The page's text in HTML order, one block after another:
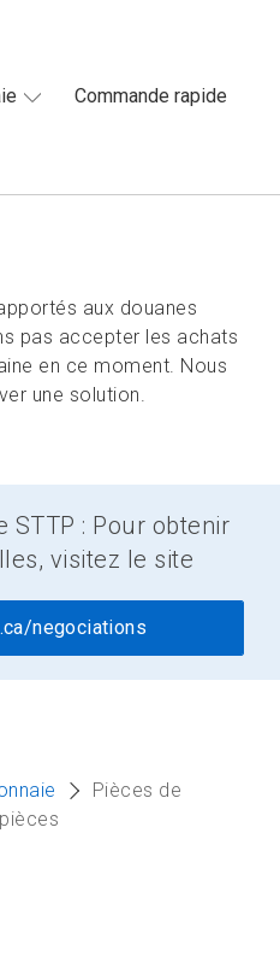
Commande rapide
aux douanes
pas accepter les achats
en ce moment. Nous
une solution.
STTP : Pour obtenir
visitez le site
negociations
Pièces de